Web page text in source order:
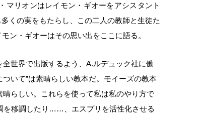
マリオンはレイモン・ギオーをアシスタント
くの実をもたらし、この二人の教師と生徒た
ン・ギオーはその思い出をここに語る。
世界で出版するよう、A.ルデュック社に働
ついて”は素晴らしい教本だ。モイーズの教本
らしい。これらを使って私は私のやり方で
を移調したり……、エスプリを活性化させる